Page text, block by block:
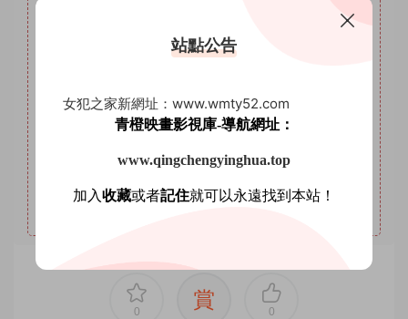
www.shenshisiku.top
本站月VIP權限：套圖系列，月VIP可自助補差價升級爲年
本站年VIP權限：套圖系列、AI明星系列。
本站永久VIP權限：套圖系列、AI明星系列、微密圈。
本站支持開通VIP或充值星鑽，星鑽優勢沒有期限限制，
VIP優勢量大管飽。(注意：注冊登陸後在個人中心充值星鑽
0 賞 0
站點公告
女犯之家新網址：www.wmty52.com
青橙映畫影視庫-導航網址：
www.qingchengyinghua.top
加入收藏或者記住就可以永遠找到本站！